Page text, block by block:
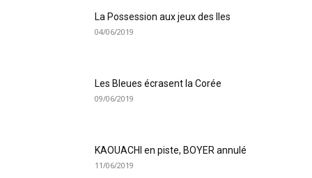
La Possession aux jeux des Iles
04/06/2019
Les Bleues écrasent la Corée
09/06/2019
KAOUACHI en piste, BOYER annulé
11/06/2019